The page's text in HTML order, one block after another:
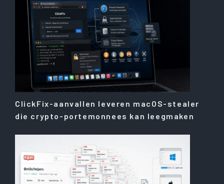
ClickFix-aanvallen leveren macOS-stealer
die crypto-portemonnees kan leegmaken